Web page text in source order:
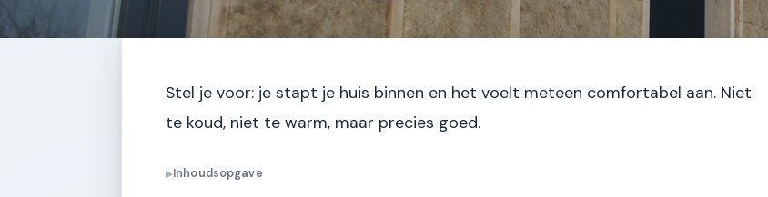
Stel je voor: je stapt je huis binnen en het voelt meteen comfortabel aan. Niet
te koud, niet te warm, maar precies goed.
▶Inhoudsopgave